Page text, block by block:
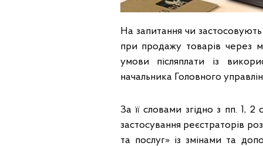
На запитання чи
при продажу товарів через
умови післяплати із
начальника Головного
За її словами згідно з пп. 1,
застосування реєстраторів
та послуг» із змінами та